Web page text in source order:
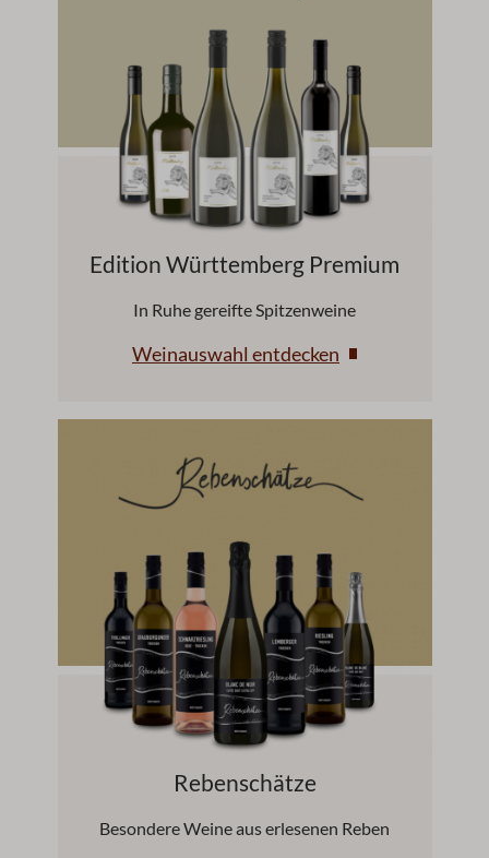
Edition Württemberg Premium
In Ruhe gereifte Spitzenweine
Weinauswahl entdecken
Rebenschätze
Besondere Weine aus erlesenen Reben